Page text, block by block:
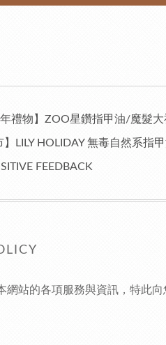
年禮物】ZOO星鑽指甲油/魔髮
】LILY HOLIDAY 無毒自然系指
FEEDBACK
站的各項服務與資訊，特此